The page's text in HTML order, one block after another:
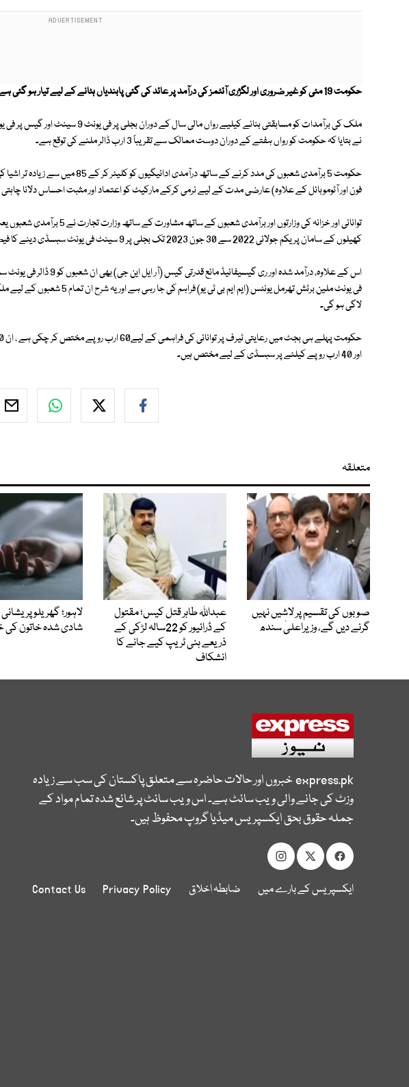
حکومت 19 مئی کو غیر ضروری اور لگژری آئٹمز کی درآمد پر عائد کی گئی پابندیاں ہٹانے کے لیے تیار ہو گئی ہے۔
نے بتایا کہ حکومت کو رواں ہفتے کے دوران دوست ممالک سے تقریباً 3 ارب ڈالر ملنے کی توقع ہے۔
حکومت 5 برآمدی شعبوں کی مدد کرنے کے ساتھ
فون اور آٹوموبائل کے علاوہ) عارضی مدت کے لیے نرمی کرکے مارکیٹ کو اعتماد اور مثبت احساس دلانا
توانائی اور خزانہ کی وزارتوں اور برآمدی
کھیلوں کے سامان پر یکم جولائی 2022 سے 30 جون 2023 تک بجلی پر 9 سینٹ فی یونٹ سبسڈی دینے کا فیصلہ کیا ہے۔
فی یونٹ ملین برٹش تھرمل یونٹس (ایم ایم
لاگی ہو گی۔
اور 40 ارب روپے کیلئے پر سبسڈی کے لیے مختص ہیں۔
متعلقہ
صوبوں کی تقسیم پر لاشیں نہیں
گرنے دیں گے، وزیراعلیٰ سندھ
عبداللہ طاہر قتل کیس؛ مقتول
کے ڈرائیور کو 22سالہ لڑکی کے
ذریعے ہنی ٹریپ کیے جانے کا
انشکاف
لاہور؛ گھریلو
شادی شدہ خاتون
express.pkخبروں اور حالات حاضرہ سے متعلق پاکستان کی سب سے زیادہ
وزٹ کی جانے والی ویب سائٹ ہے۔ اس ویب سائٹ پر شائع شدہ تمام مواد کے
جملہ حقوق بحق ایکسپریس میڈیا گروپ محفوظ ہیں۔
ایکسپریس کے بارے میں ضابطہ اخلاق Privacy Policy
Contact Us